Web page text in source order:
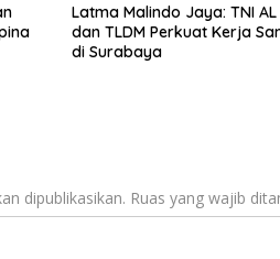
Latma Malindo Jaya: TNI AL
dan TLDM Perkuat Kerja Sama
di Surabaya
dipublikasikan. Ruas yang wajib